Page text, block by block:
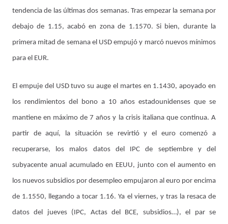
tendencia de las últimas dos semanas. Tras empezar la semana por
debajo de 1.15, acabó en zona de 1.1570. Si bien, durante la
primera mitad de semana el USD empujó y marcó nuevos mínimos
para el EUR.
El empuje del USD tuvo su auge el martes en 1.1430, apoyado en
los rendimientos del bono a 10 años estadounidenses que se
mantiene en máximo de 7 años y la crisis italiana que continua. A
partir de aquí, la situación se revirtió y el euro comenzó a
recuperarse, los malos datos del IPC de septiembre y del
subyacente anual acumulado en EEUU, junto con el aumento en
los nuevos subsidios por desempleo empujaron al euro por encima
de 1.1550, llegando a tocar 1.16. Ya el viernes, y tras la resaca de
datos del jueves (IPC, Actas del BCE, subsidios…), el par se